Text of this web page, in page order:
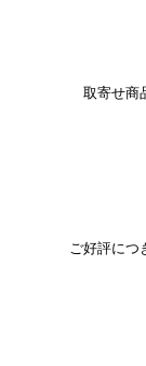
取寄せ商
ご好評につ